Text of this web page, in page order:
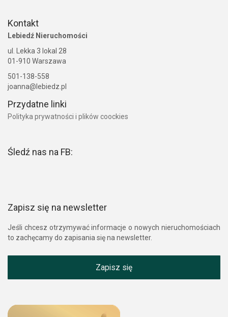
Kontakt
Lebiedź Nieruchomości
ul. Lekka 3 lokal 28
01-910 Warszawa
501-138-558
joanna@lebiedz.pl
Przydatne linki
Polityka prywatności i plików coockies
Śledź nas na FB:
Zapisz się na newsletter
Jeśli chcesz otrzymywać informacje o nowych nieruchomościach
to zachęcamy do zapisania się na newsletter.
Zapisz się